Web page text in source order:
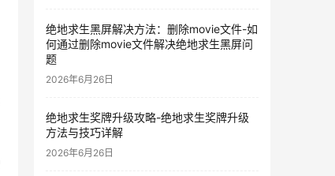
绝地求生黑屏解决方法：删除movie文件-如
何通过删除movie文件解决绝地求生黑屏问
题
2026年6月26日
绝地求生奖牌升级攻略-绝地求生奖牌升级
方法与技巧详解
2026年6月26日